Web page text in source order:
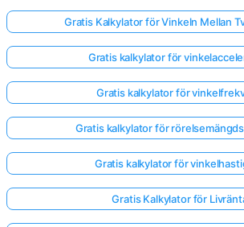
Gratis Kalkylator för Vinkeln Mellan
Gratis kalkylator för
Gratis kalkylator för
Gratis kalkylator för
Gratis kalkylator för
Gratis Kalkylator för